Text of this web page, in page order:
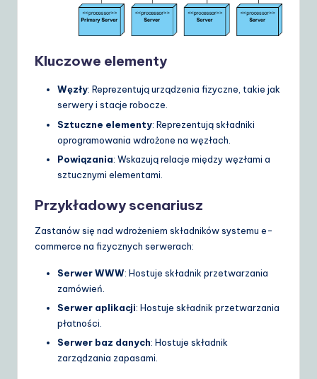
Kluczowe elementy
Węzły: Reprezentują urządzenia fizyczne, takie jak
serwery i stacje robocze.
Sztuczne elementy: Reprezentują składniki
oprogramowania wdrożone na węzłach.
Powiązania: Wskazują relacje między węzłami a
sztucznymi elementami.
Przykładowy scenariusz
Zastanów się nad wdrożeniem składników systemu e-
commerce na fizycznych serwerach:
Serwer WWW: Hostuje składnik przetwarzania
zamówień.
Serwer aplikacji: Hostuje składnik przetwarzania
płatności.
Serwer baz danych: Hostuje składnik
zarządzania zapasami.